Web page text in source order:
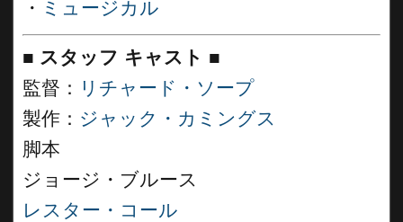
・ ミュージカル
■ スタッフ キャスト ■
監督： リチャード・ソープ
製作： ジャック・カミングス
脚本
ジョージ・ブルース
レスター・コール